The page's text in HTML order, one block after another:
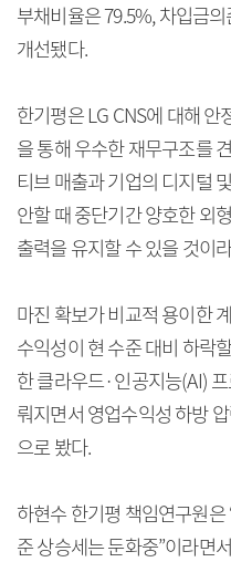
부채비율은 79.5%, 차입금
개선됐다.
한기평은 LG CNS에 대해
을 통해 우수한 재무구조를
티브 매출과 기업의 디지털
안할 때 중단기간 양호한 외
출력을 유지할 수 있을 것이
마진 확보가 비교적 용이한
수익성이 현 수준 대비 하락
한 클라우드·인공지능(AI)
뤄지면서 영업수익성 하방
으로 봤다.
하현수 한기평 책임연구원
준 상승세는 둔화중”이라면